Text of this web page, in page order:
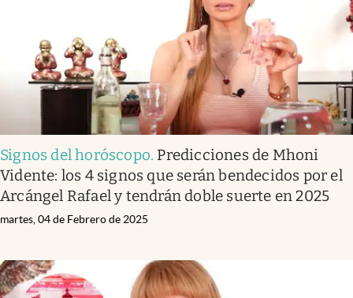
Signos del horóscopo. Predicciones de Mhoni
Vidente: los 4 signos que serán bendecidos por el
Arcángel Rafael y tendrán doble suerte en 2025
martes, 04 de Febrero de 2025